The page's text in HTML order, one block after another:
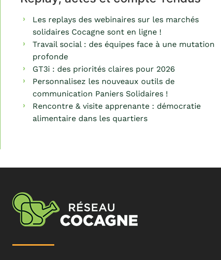
Les replays des webinaires sur les marchés
solidaires Cocagne sont en ligne !
Travail social : des équipes face à une mutation
profonde
GT3i : des priorités claires pour 2026
Personnalisez les nouveaux outils de
communication Paniers Solidaires !
Rencontre & visite apprenante : démocratie
alimentaire dans les quartiers